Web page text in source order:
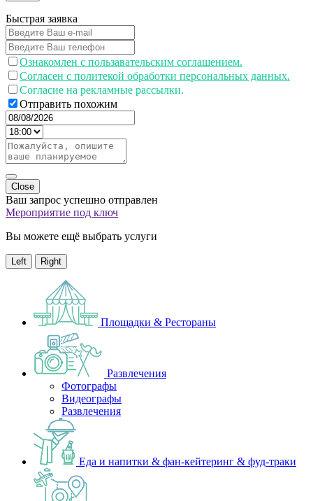
Быстрая заявка
Ознакомлен с пользавательским соглашением.
Согласен с политекой обработки персональных данных.
Согласие на рекламные рассылки.
Отправить похожим
Close
Ваш запрос успешно отправлен
Мероприятие под ключ
Вы можете ещё выбрать услуги
Left Right
Площадки & Рестораны
Развлечения
Фотографы
Видеографы
Развлечения
Еда и напитки & фан-кейтеринг & фуд-траки